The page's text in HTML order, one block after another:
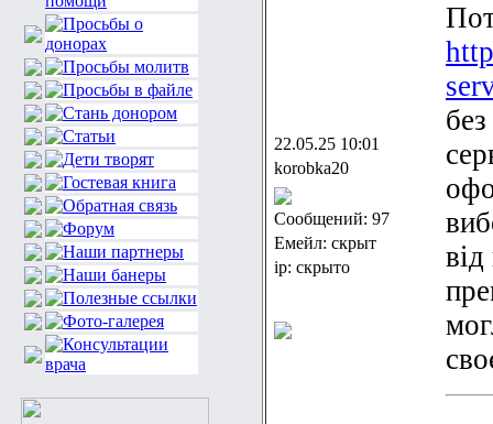
22.05.25 10:01
korobka20
Сообщений: 97
Емейл: скрыт
ip: скрыто